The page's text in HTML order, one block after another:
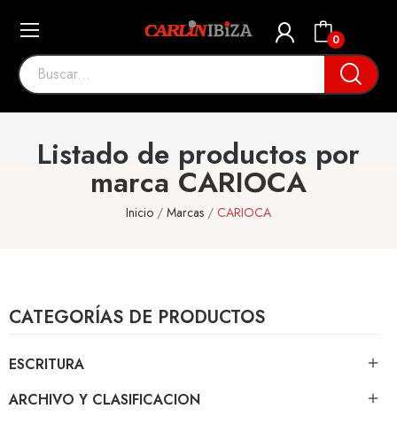
0
Listado de productos por
marca CARIOCA
Inicio Marcas CARIOCA
CATEGORÍAS DE PRODUCTOS
ESCRITURA 
ARCHIVO Y CLASIFICACION 